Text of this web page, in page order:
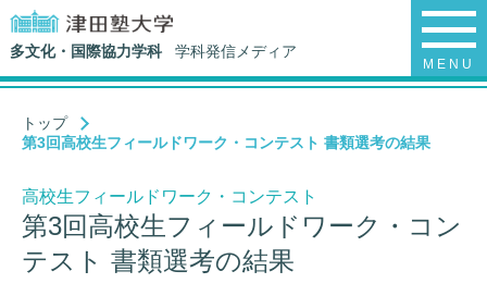
多文化・国際協力学科 学科発信メディア
MENU
トップ
第3回高校生フィールドワーク・コンテスト 書類選考の結果
高校生フィールドワーク・コンテスト
第3回高校生フィールドワーク・コン
テスト 書類選考の結果